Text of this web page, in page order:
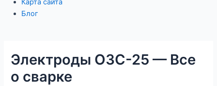
Карта сайта
Блог
Электроды ОЗС-25 — Все
о сварке